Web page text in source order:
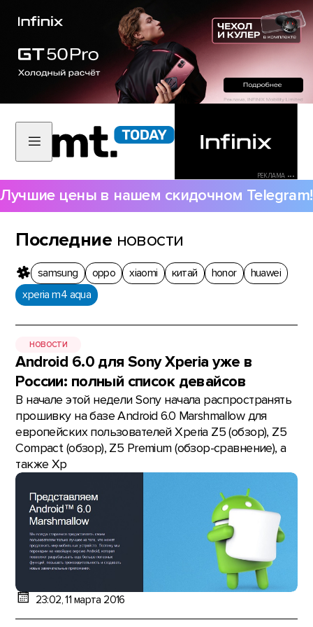
РЕКЛАМА •••
Лучшие цены в нашем скидочном Telegram!
Последние новости
samsung oppo xiaomi китай honor
huawei
xperia m4 aqua
НОВОСТИ
Android 6.0 для Sony Xperia уже в
России: полный список девайсов
В начале этой недели Sony начала распространять
прошивку на базе Android 6.0 Marshmallow для
европейских пользователей Xperia Z5 (обзор), Z5
Compact (обзор), Z5 Premium (обзор-сравнение), а
также Xp
23:02, 11 марта 2016